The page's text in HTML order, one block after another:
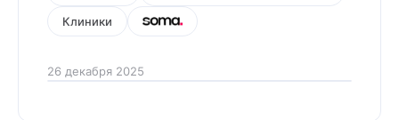
Клиники
26 декабря 2025